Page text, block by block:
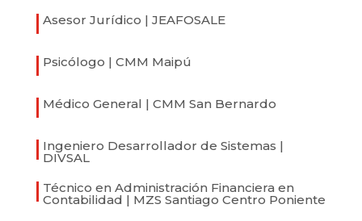
Asesor Jurídico | JEAFOSALE
Psicólogo | CMM Maipú
Médico General | CMM San Bernardo
Ingeniero Desarrollador de Sistemas |
DIVSAL
Técnico en Administración Financiera en
Contabilidad | MZS Santiago Centro Poniente